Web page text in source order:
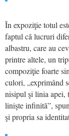
În expoziţie totul
faptul că lucruri
albastru, care au
printre altele, un
compoziţie foarte
culori, „exprimând
nisipul şi linia apei,
linişte infinită”,
şi propria sa